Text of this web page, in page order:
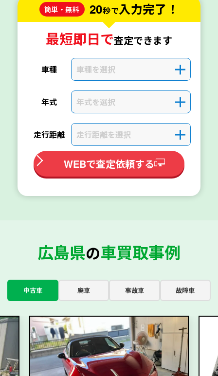
簡単・無料
20秒で入力完了！
最短即日で査定できます
車種 車種を選択 ＋
年式 年式を選択 ＋
走行距離 走行距離を選択 ＋
WEBで査定依頼する
広島県の車買取事例
中古車 廃車 事故車 故障車